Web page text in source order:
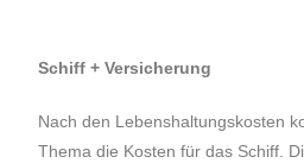
Schiff + Versicherung
Nach den Lebenshaltungskosten
Thema die Kosten für das Schiff.